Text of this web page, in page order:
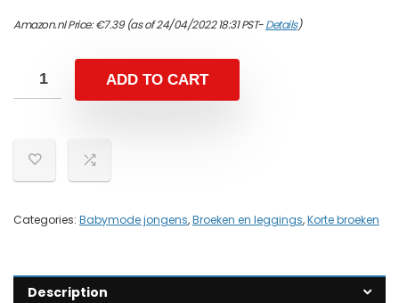
Amazon.nl Price:€7.39(as of 24/04/2022 18:31 PST-Details)
ADD TO CART
Categories: Babymode jongens,Broeken en leggings,Korte broeken
Description